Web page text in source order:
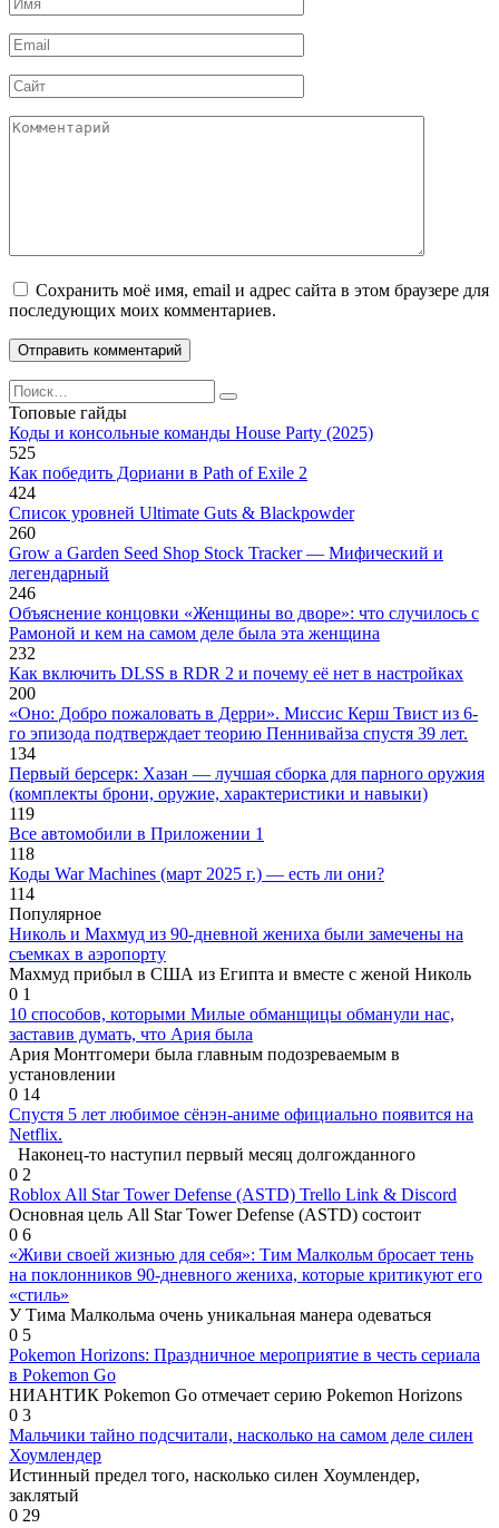
*
Email
*
Сайт
Комментарий
Сохранить моё имя, email и адрес сайта в этом браузере для
последующих моих комментариев.
Search
for:
Топовые гайды
Коды и консольные команды House Party (2025)
525
Как победить Дориани в Path of Exile 2
424
Список уровней Ultimate Guts & Blackpowder
260
Grow a Garden Seed Shop Stock Tracker — Мифический и
легендарный
246
Объяснение концовки «Женщины во дворе»: что случилось с
Рамоной и кем на самом деле была эта женщина
232
Как включить DLSS в RDR 2 и почему её нет в настройках
200
«Оно: Добро пожаловать в Дерри». Миссис Керш Твист из 6-
го эпизода подтверждает теорию Пеннивайза спустя 39 лет.
134
Первый берсерк: Хазан — лучшая сборка для парного оружия
(комплекты брони, оружие, характеристики и навыки)
119
Все автомобили в Приложении 1
118
Коды War Machines (март 2025 г.) — есть ли они?
114
Популярное
Николь и Махмуд из 90-дневной жениха были замечены на
съемках в аэропорту
Махмуд прибыл в США из Египта и вместе с женой Николь
0 1
10 способов, которыми Милые обманщицы обманули нас,
заставив думать, что Ария была
Ария Монтгомери была главным подозреваемым в
установлении
0 14
Спустя 5 лет любимое сёнэн-аниме официально появится на
Netflix.
Наконец-то наступил первый месяц долгожданного
0 2
Roblox All Star Tower Defense (ASTD) Trello Link & Discord
Основная цель All Star Tower Defense (ASTD) состоит
0 6
«Живи своей жизнью для себя»: Тим Малкольм бросает тень
на поклонников 90-дневного жениха, которые критикуют его
«стиль»
У Тима Малкольма очень уникальная манера одеваться
0 5
Pokemon Horizons: Праздничное мероприятие в честь сериала
в Pokemon Go
НИАНТИК Pokemon Go отмечает серию Pokemon Horizons
0 3
Мальчики тайно подсчитали, насколько на самом деле силен
Хоумлендер
Истинный предел того, насколько силен Хоумлендер,
заклятый
0 29